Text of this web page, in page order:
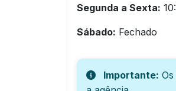
Segunda a Sexta:
Sábado: Fechado
Importante: